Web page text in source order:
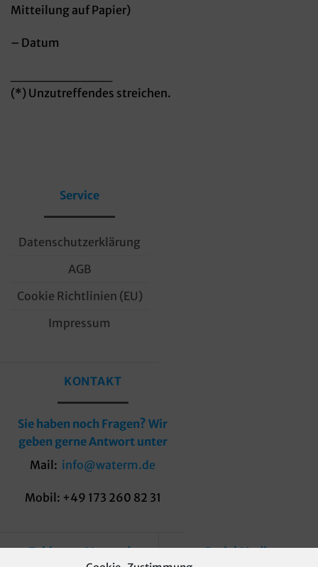
Mitteilung auf Papier)
– Datum
(*) Unzutreffendes streichen.
Service
Datenschutzerklärung
AGB
Cookie Richtlinien (EU)
Impressum
KONTAKT
Sie haben noch Fragen? Wir
geben gerne Antwort unter
Mail: info@waterm.de
Mobil: +49 173 260 82 31
Zahlung + Versand Social Media